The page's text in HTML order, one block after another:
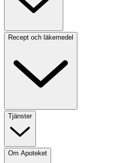
Recept och läkemedel
Tjänster
Om Apoteket